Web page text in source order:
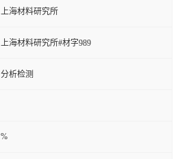
上海材料研究所
上海材料研究所#材字989
分析检测
%